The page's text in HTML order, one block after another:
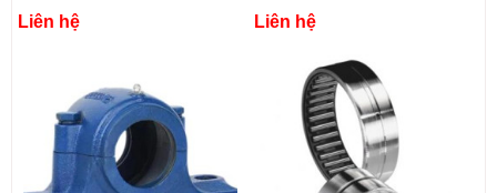
Liên hệ Liên hệ